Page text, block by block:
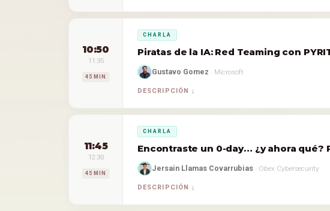
10:50
11:35
45 MIN
CHARLA
Piratas de la IA: Red Teaming con
Gustavo Gomez · Microsoft
DESCRIPCIÓN
11:45
12:30
45 MIN
CHARLA
Encontraste un 0-day… ¿y ahora
Jersain Llamas Covarrubias · Obex Cybersecurity
DESCRIPCIÓN